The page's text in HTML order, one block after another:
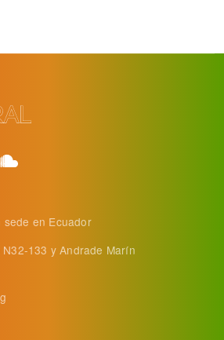
sede en Ecuador
133 y Andrade Marín